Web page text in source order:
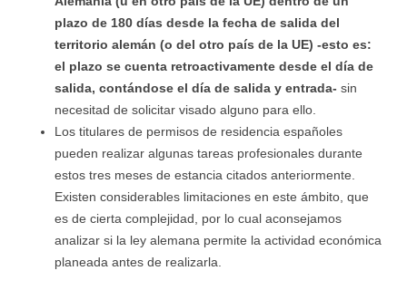
plazo de 180 días desde la fecha de salida del
territorio alemán (o del otro país de la UE) -esto es:
el plazo se cuenta retroactivamente desde el día de
salida, contándose el día de salida y entrada- sin
necesitad de solicitar visado alguno para ello.
Los titulares de permisos de residencia españoles
pueden realizar algunas tareas profesionales durante
estos tres meses de estancia citados anteriormente.
Existen considerables limitaciones en este ámbito, que
es de cierta complejidad, por lo cual aconsejamos
analizar si la ley alemana permite la actividad económica
planeada antes de realizarla.